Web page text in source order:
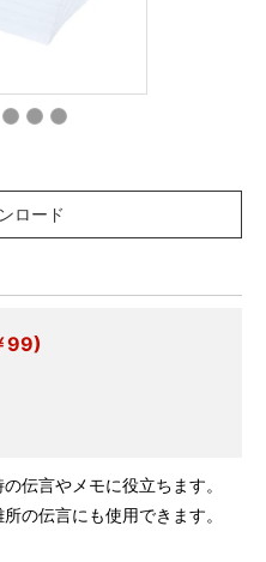
ロード
99)
伝言やメモに役立ちます。
の伝言にも使用できます。